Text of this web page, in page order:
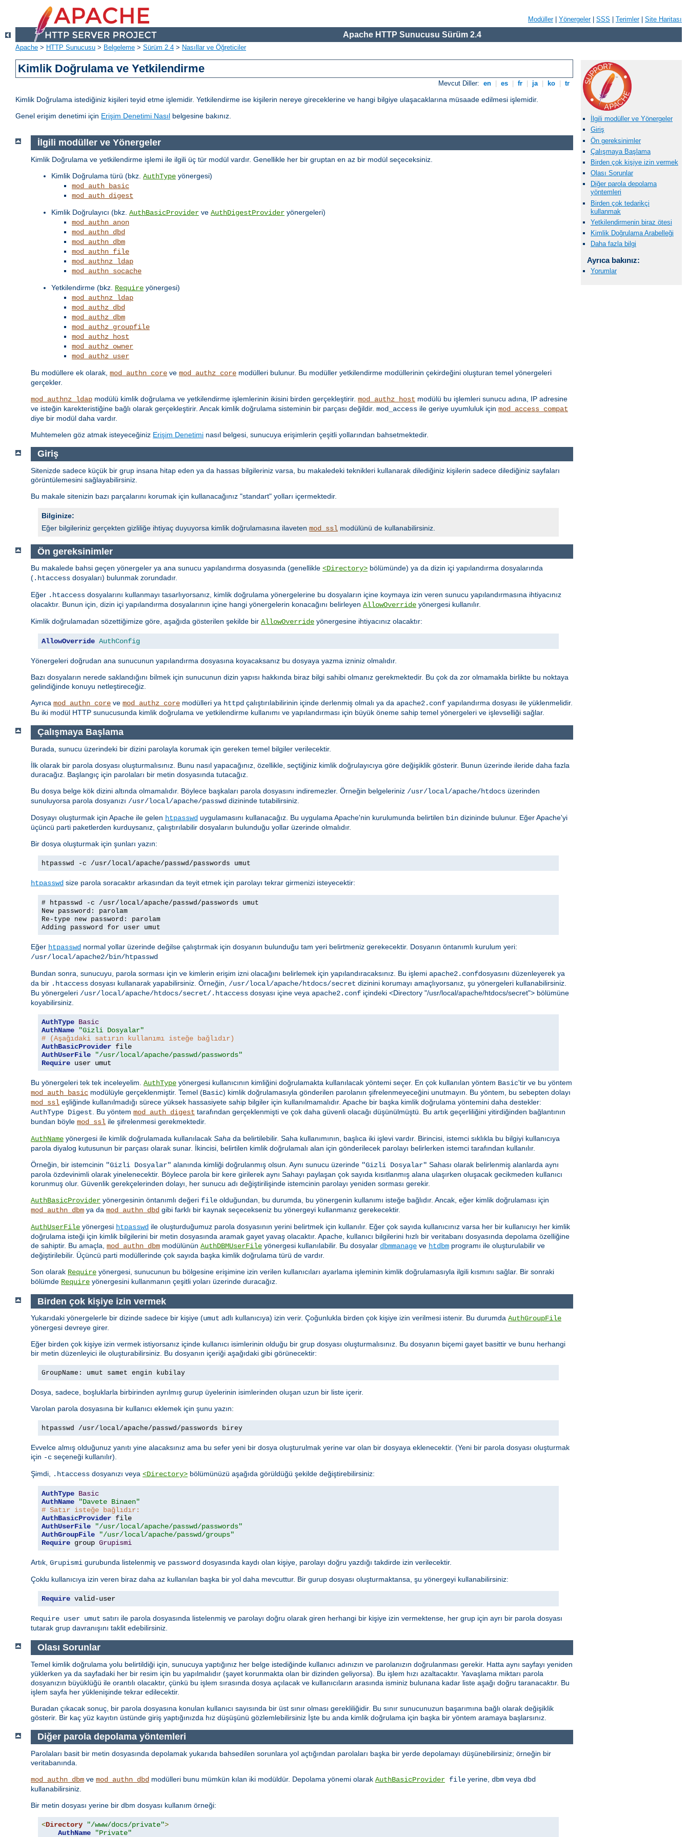
Modüller| Yönergeler| SSS Terimler| Site Haritası
Apache HTTP Sunucusu Sürüm 2.4
Apache > HTTP Sunucusu > Belgeleme > Sürüm 2.4 > Nasıllar ve Öğreticiler
Kimlik Doğrulama ve Yetkilendirme
Mevcut Diller: en es fr ja ko tr
Kimlik Doğrulama istediğiniz kişileri teyid etme işlemidir. Yetkilendirme ise kişilerin nereye gireceklerine ve hangi bilgiye ulaşacaklarına müsaade edilmesi işlemidir.
Genel erişim denetimi için Erişim Denetimi Nasıl belgesine bakınız.
İlgili modüller ve Yönergeler
Giriş
Ön gereksinimler
Çalışmaya Başlama
Birden çok kişiye izin vermek
Olası Sorunlar
Diğer parola depolama
yöntemleri
Birden çok tedarikçi
kullanmak
Yetkilendirmenin biraz ötesi
Kimlik Doğrulama Arabelleği
Daha fazla bilgi
Ayrıca bakınız:
Yorumlar
İlgili modüller ve Yönergeler
Kimlik Doğrulama ve yetkilendirme işlemi ile ilgili üç tür modül vardır. Genellikle her bir gruptan en az bir modül seçeceksiniz.
Kimlik Doğrulama türü (bkz. AuthType yönergesi)
mod_auth_basic
mod_auth_digest
Kimlik Doğrulayıcı (bkz. AuthBasicProvider ve AuthDigestProvider yönergeleri)
mod_authn_anon
mod_authn_dbd
mod_authn_dbm
mod_authn_file
mod_authnz_ldap
mod_authn_socache
Yetkilendirme (bkz. Require yönergesi)
mod_authnz_ldap
mod_authz_dbd
mod_authz_dbm
mod_authz_groupfile
mod_authz_host
mod_authz_owner
mod_authz_user
Bu modüllere ek olarak, mod_authn_core ve mod_authz_core modülleri bulunur. Bu modüller yetkilendirme modüllerinin çekirdeğini oluşturan temel yönergeleri
gerçekler.
mod_authnz_ldap modülü kimlik doğrulama ve yetkilendirme işlemlerinin ikisini birden gerçekleştirir. mod_authz_host modülü bu işlemleri sunucu adına, IP adresine
ve isteğin karekteristiğine bağlı olarak gerçekleştirir. Ancak kimlik doğrulama sisteminin bir parçası değildir. mod_access ile geriye uyumluluk için mod_access_compat
diye bir modül daha vardır.
Muhtemelen göz atmak isteyeceğiniz Erişim Denetimi nasıl belgesi, sunucuya erişimlerin çeşitli yollarından bahsetmektedir.
Giriş
Sitenizde sadece küçük bir grup insana hitap eden ya da hassas bilgileriniz varsa, bu makaledeki teknikleri kullanarak dilediğiniz kişilerin sadece dilediğiniz sayfaları
görüntülemesini sağlayabilirsiniz.
Bu makale sitenizin bazı parçalarını korumak için kullanacağınız "standart" yolları içermektedir.
Bilginize:
Eğer bilgileriniz gerçekten gizliliğe ihtiyaç duyuyorsa kimlik doğrulamasına ilaveten mod_ssl modülünü de kullanabilirsiniz.
Ön gereksinimler
Bu makalede bahsi geçen yönergeler ya ana sunucu yapılandırma dosyasında (genellikle <Directory> bölümünde) ya da dizin içi yapılandırma dosyalarında
(.htaccess dosyaları) bulunmak zorundadır.
Eğer .htaccess dosyalarını kullanmayı tasarlıyorsanız, kimlik doğrulama yönergelerine bu dosyaların içine koymaya izin veren sunucu yapılandırmasına ihtiyacınız
olacaktır. Bunun için, dizin içi yapılandırma dosyalarının içine hangi yönergelerin konacağını belirleyen AllowOverride yönergesi kullanılır.
Kimlik doğrulamadan sözettiğimize göre, aşağıda gösterilen şekilde bir AllowOverride yönergesine ihtiyacınız olacaktır:
AllowOverride AuthConfig
Yönergeleri doğrudan ana sunucunun yapılandırma dosyasına koyacaksanız bu dosyaya yazma izniniz olmalıdır.
Bazı dosyaların nerede saklandığını bilmek için sunucunun dizin yapısı hakkında biraz bilgi sahibi olmanız gerekmektedir. Bu çok da zor olmamakla birlikte bu noktaya
gelindiğinde konuyu netleştireceğiz.
Ayrıca mod_authn_core ve mod_authz_core modülleri ya httpd çalıştırılabilirinin içinde derlenmiş olmalı ya da apache2.conf yapılandırma dosyası ile yüklenmelidir.
Bu iki modül HTTP sunucusunda kimlik doğrulama ve yetkilendirme kullanımı ve yapılandırması için büyük öneme sahip temel yönergeleri ve işlevselliği sağlar.
Çalışmaya Başlama
Burada, sunucu üzerindeki bir dizini parolayla korumak için gereken temel bilgiler verilecektir.
İlk olarak bir parola dosyası oluşturmalısınız. Bunu nasıl yapacağınız, özellikle, seçtiğiniz kimlik doğrulayıcıya göre değişiklik gösterir. Bunun üzerinde ileride daha fazla
duracağız. Başlangıç için parolaları bir metin dosyasında tutacağız.
Bu dosya belge kök dizini altında olmamalıdır. Böylece başkaları parola dosyasını indiremezler. Örneğin belgeleriniz /usr/local/apache/htdocs üzerinden
sunuluyorsa parola dosyanızı /usr/local/apache/passwd dizininde tutabilirsiniz.
Dosyayı oluşturmak için Apache ile gelen htpasswd uygulamasını kullanacağız. Bu uygulama Apache'nin kurulumunda belirtilen bin dizininde bulunur. Eğer Apache'yi
üçüncü parti paketlerden kurduysanız, çalıştırılabilir dosyaların bulunduğu yollar üzerinde olmalıdır.
Bir dosya oluşturmak için şunları yazın:
htpasswd -c /usr/local/apache/passwd/passwords umut
htpasswd size parola soracaktır arkasından da teyit etmek için parolayı tekrar girmenizi isteyecektir:
# htpasswd -c /usr/local/apache/passwd/passwords umut
New password: parolam
Re-type new password: parolam
Adding password for user umut
Eğer htpasswd normal yollar üzerinde değilse çalıştırmak için dosyanın bulunduğu tam yeri belirtmeniz gerekecektir. Dosyanın öntanımlı kurulum yeri:
/usr/local/apache2/bin/htpasswd
Bundan sonra, sunucuyu, parola sorması için ve kimlerin erişim izni olacağını belirlemek için yapılandıracaksınız. Bu işlemi apache2.confdosyasını düzenleyerek ya
da bir .htaccess dosyası kullanarak yapabilirsiniz. Örneğin, /usr/local/apache/htdocs/secret dizinini korumayı amaçlıyorsanız, şu yönergeleri kullanabilirsiniz.
Bu yönergeleri /usr/local/apache/htdocs/secret/.htaccess dosyası içine veya apache2.conf içindeki <Directory "/usr/local/apache/htdocs/secret"> bölümüne
koyabilirsiniz.
AuthType Basic
AuthName
"Gizli Dosyalar"
# (Aşağıdaki satırın kullanımı isteğe bağlıdır)
AuthBasicProvider
AuthUserFile
"/usr/local/apache/passwd/passwords"
Require user umut
Bu yönergeleri tek tek inceleyelim. AuthType yönergesi kullanıcının kimliğini doğrulamakta kullanılacak yöntemi seçer. En çok kullanılan yöntem Basic'tir ve bu yöntem
mod_auth_basic modülüyle gerçeklenmiştir. Temel (Basic) kimlik doğrulamasıyla gönderilen parolanın şifrelenmeyeceğini unutmayın. Bu yöntem, bu sebepten dolayı
mod_ssl eşliğinde kullanılmadığı sürece yüksek hassasiyete sahip bilgiler için kullanılmamalıdır. Apache bir başka kimlik doğrulama yöntemini daha destekler:
AuthType Digest . Bu yöntem mod_auth_digest tarafından gerçeklenmişti ve çok daha güvenli olacağı düşünülmüştü. Bu artık geçerliliğini yitirdiğinden bağlantının
bundan böyle mod_ssl ile şifrelenmesi gerekmektedir.
AuthName yönergesi ile kimlik doğrulamada kullanılacak Saha da belirtilebilir. Saha kullanımının, başlıca iki işlevi vardır. Birincisi, istemci sıklıkla bu bilgiyi kullanıcıya
parola diyalog kutusunun bir parçası olarak sunar. İkincisi, belirtilen kimlik doğrulamalı alan için gönderilecek parolayı belirlerken istemci tarafından kullanılır.
Örneğin, bir istemcinin "Gizli Dosyalar" alanında kimliği doğrulanmış olsun. Aynı sunucu üzerinde "Gizli Dosyalar" Sahası olarak belirlenmiş alanlarda aynı
parola özdevinimli olarak yinelenecektir. Böylece parola bir kere girilerek aynı Sahayı paylaşan çok sayıda kısıtlanmış alana ulaşırken oluşacak gecikmeden kullanıcı
korunmuş olur. Güvenlik gerekçelerinden dolayı, her sunucu adı değiştirilişinde istemcinin parolayı yeniden sorması gerekir.
AuthBasicProvider yönergesinin öntanımlı değeri file olduğundan, bu durumda, bu yönergenin kullanımı isteğe bağlıdır. Ancak, eğer kimlik doğrulaması için
mod_authn_dbm ya da mod_authn_dbd gibi farklı bir kaynak seçecekseniz bu yönergeyi kullanmanız gerekecektir.
AuthUserFile yönergesi htpasswd ile oluşturduğumuz parola dosyasının yerini belirtmek için kullanılır. Eğer çok sayıda kullanıcınız varsa her bir kullanıcıyı her kimlik
doğrulama isteği için kimlik bilgilerini bir metin dosyasında aramak gayet yavaş olacaktır. Apache, kullanıcı bilgilerini hızlı bir veritabanı dosyasında depolama özelliğine
de sahiptir. Bu amaçla, mod_authn_dbm modülünün AuthDBMUserFile yönergesi kullanılabilir. Bu dosyalar dbmmanage ve htdbm programı ile oluşturulabilir ve
değiştirilebilir. Üçüncü parti modüllerinde çok sayıda başka kimlik doğrulama türü de vardır.
Son olarak Require yönergesi, sunucunun bu bölgesine erişimine izin verilen kullanıcıları ayarlama işleminin kimlik doğrulamasıyla ilgili kısmını sağlar. Bir sonraki
bölümde Require yönergesini kullanmanın çeşitli yoları üzerinde duracağız.
Birden çok kişiye izin vermek
Yukarıdaki yönergelerle bir dizinde sadece bir kişiye (umut adlı kullanıcıya) izin verir. Çoğunlukla birden çok kişiye izin verilmesi istenir. Bu durumda AuthGroupFile
yönergesi devreye girer.
Eğer birden çok kişiye izin vermek istiyorsanız içinde kullanıcı isimlerinin olduğu bir grup dosyası oluşturmalısınız. Bu dosyanın biçemi gayet basittir ve bunu herhangi
bir metin düzenleyici ile oluşturabilirsiniz. Bu dosyanın içeriği aşağıdaki gibi görünecektir:
GroupName: umut samet engin kubilay
Dosya, sadece, boşluklarla birbirinden ayrılmış gurup üyelerinin isimlerinden oluşan uzun bir liste içerir.
Varolan parola dosyasına bir kullanıcı eklemek için şunu yazın:
htpasswd /usr/local/apache/passwd/passwords birey
Evvelce almış olduğunuz yanıtı yine alacaksınız ama bu sefer yeni bir dosya oluşturulmak yerine var olan bir dosyaya eklenecektir. (Yeni bir parola dosyası oluşturmak
için -c seçeneği kullanılır).
Şimdi, .htaccess dosyanızı veya <Directory> bölümünüzü aşağıda görüldüğü şekilde değiştirebilirsiniz:
AuthType Basic
AuthName
"Davete Binaen"
# Satır isteğe bağlıdır:
AuthBasicProvider
AuthUserFile
"/usr/local/apache/passwd/passwords"
AuthGroupFile
"/usr/local/apache/passwd/groups"
Require group Grupismi
Artık, Grupismi gurubunda listelenmiş ve password dosyasında kaydı olan kişiye, parolayı doğru yazdığı takdirde izin verilecektir.
Çoklu kullanıcıya izin veren biraz daha az kullanılan başka bir yol daha mevcuttur. Bir gurup dosyası oluşturmaktansa, şu yönergeyi kullanabilirsiniz:
Require valid-user
Require user umut satırı ile parola dosyasında listelenmiş ve parolayı doğru olarak giren herhangi bir kişiye izin vermektense, her grup için ayrı bir parola dosyası
tutarak grup davranışını taklit edebilirsiniz.
Olası Sorunlar
Temel kimlik doğrulama yolu belirtildiği için, sunucuya yaptığınız her belge istediğinde kullanıcı adınızın ve parolanızın doğrulanması gerekir. Hatta aynı sayfayı yeniden
yüklerken ya da sayfadaki her bir resim için bu yapılmalıdır (şayet korunmakta olan bir dizinden geliyorsa). Bu işlem hızı azaltacaktır. Yavaşlama miktarı parola
dosyanızın büyüklüğü ile orantılı olacaktır, çünkü bu işlem sırasında dosya açılacak ve kullanıcıların arasında isminiz bulunana kadar liste aşağı doğru taranacaktır. Bu
işlem sayfa her yüklenişinde tekrar edilecektir.
Buradan çıkacak sonuç, bir parola dosyasına konulan kullanıcı sayısında bir üst sınır olması gerekliliğidir. Bu sınır sunucunuzun başarımına bağlı olarak değişiklik
gösterir. Bir kaç yüz kayıtın üstünde giriş yaptığınızda hız düşüşünü gözlemlebilirsiniz İşte bu anda kimlik doğrulama için başka bir yöntem aramaya başlarsınız.
Diğer parola depolama yöntemleri
Parolaları basit bir metin dosyasında depolamak yukarıda bahsedilen sorunlara yol açtığından parolaları başka bir yerde depolamayı düşünebilirsiniz; örneğin bir
veritabanında.
mod_authn_dbm ve mod_authn_dbd modülleri bunu mümkün kılan iki modüldür. Depolama yönemi olarak AuthBasicProvider file yerine, dbm veya dbd
kullanabilirsiniz.
Bir metin dosyası yerine bir dbm dosyası kullanım örneği:
<Directory "/www/docs/private">
AuthName
"Private"